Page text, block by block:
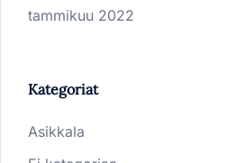
tammikuu 2022
Kategoriat
Asikkala